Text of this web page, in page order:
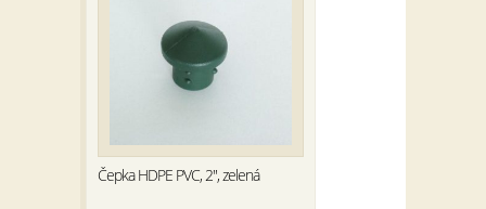
Čepka HDPE PVC, 2″, zelená